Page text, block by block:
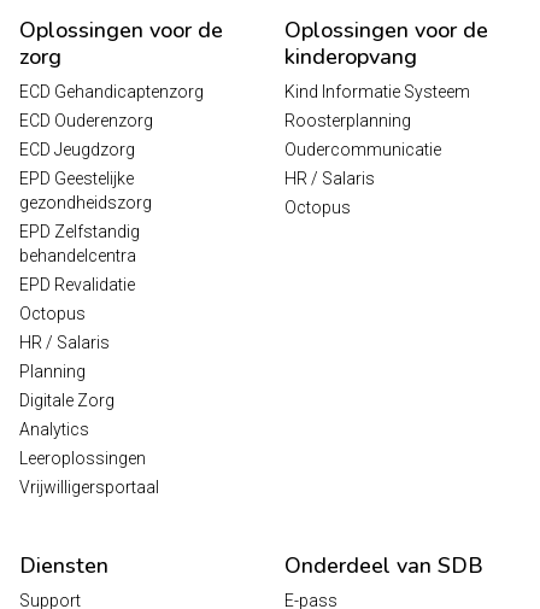
Oplossingen voor de
zorg
ECD Gehandicaptenzorg
ECD Ouderenzorg
ECD Jeugdzorg
EPD Geestelijke
gezondheidszorg
EPD Zelfstandig
behandelcentra
EPD Revalidatie
Octopus
HR / Salaris
Planning
Digitale Zorg
Analytics
Leeroplossingen
Vrijwilligersportaal
Oplossingen voor de
kinderopvang
Kind Informatie Systeem
Roosterplanning
Oudercommunicatie
HR / Salaris
Octopus
Diensten
Support
Onderdeel van SDB
E-pass